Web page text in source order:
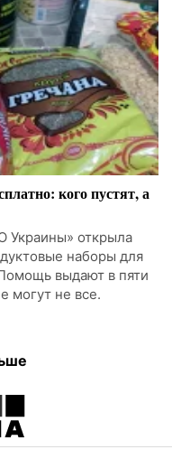
кого пустят, а
Украины» открыла
наборы для
выдают в пяти
могут не все.